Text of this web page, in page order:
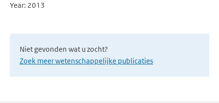
Year: 2013
Niet gevonden wat u zocht?
Zoek meer wetenschappelijke publicaties